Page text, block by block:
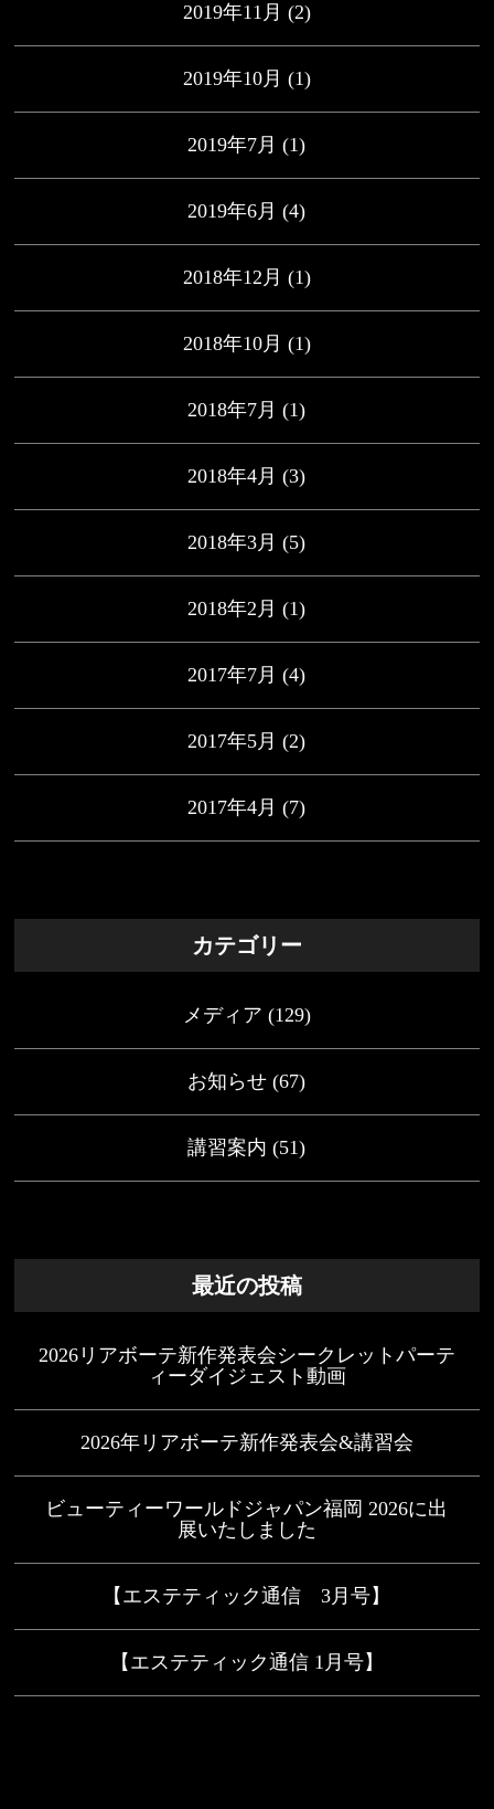
2019年11月 (2)
2019年10月 (1)
2019年7月 (1)
2019年6月 (4)
2018年12月 (1)
2018年10月 (1)
2018年7月 (1)
2018年4月 (3)
2018年3月 (5)
2018年2月 (1)
2017年7月 (4)
2017年5月 (2)
2017年4月 (7)
カテゴリー
メディア (129)
お知らせ (67)
講習案内 (51)
最近の投稿
2026リアボーテ新作発表会シークレットパーテ
ィーダイジェスト動画
2026年リアボーテ新作発表会&講習会
ビューティーワールドジャパン福岡 2026に出
展いたしました
【エステティック通信 3月号】
【エステティック通信 1月号】